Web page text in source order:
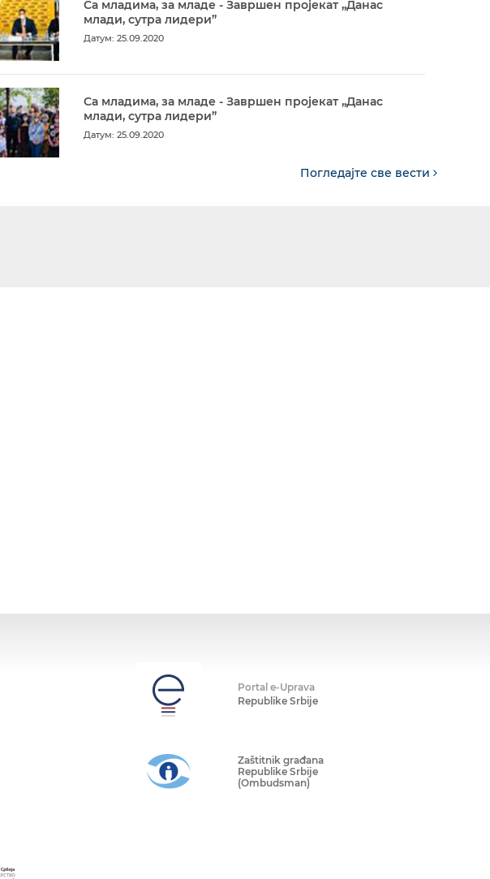
Са младима, за младе - Завршен пројекат „Данас
млади, сутра лидери”
Датум: 25.09.2020
Са младима, за младе - Завршен пројекат „Данас
млади, сутра лидери”
Датум: 25.09.2020
Погледајте све вести
Portal e-Uprava
Republike Srbije
Zaštitnik građana
Republike Srbije
(Ombudsman)